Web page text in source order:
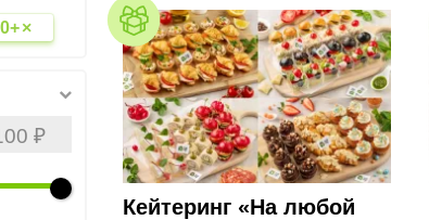
×
Кейтеринг «На любой